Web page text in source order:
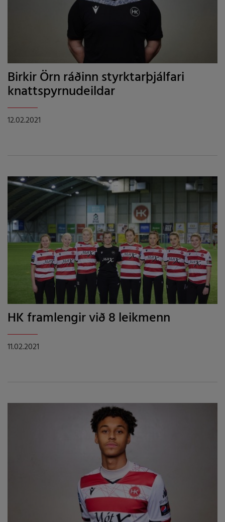
Birkir Örn ráðinn styrktarþjálfari
knattspyrnudeildar
12.02.2021
HK framlengir við 8 leikmenn
11.02.2021